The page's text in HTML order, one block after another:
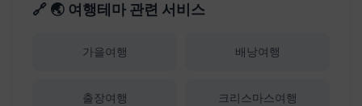
🔗 🌏 여행테마 관련 서비스
가을여행 배낭여행
출장여행 크리스마스여행